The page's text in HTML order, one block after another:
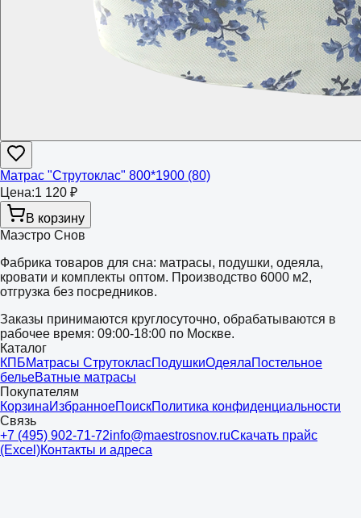
Матрас "Струтоклас" 800*1900 (80)
Цена:1 120 ₽
В корзину
Маэстро Снов
Фабрика товаров для сна: матрасы, подушки, одеяла,
кровати и комплекты оптом. Производство 6000 м2,
отгрузка без посредников.
Заказы принимаются круглосуточно, обрабатываются в
рабочее время: 09:00-18:00 по Москве.
Каталог
КПБМатрасы СтрутокласПодушкиОдеялаПостельное
бельеВатные матрасы
Покупателям
КорзинаИзбранноеПоискПолитика конфиденциальности
Связь
+7 (495) 902-71-72info@maestrosnov.ruСкачать прайс
(Excel)Контакты и адреса